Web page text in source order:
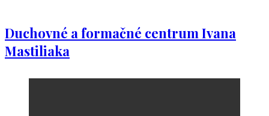
Duchovné a formačné centrum Ivana
Mastiliaka